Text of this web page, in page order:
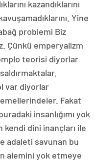
kazandıklarını
Yine
problemi Biz
Çünkü emperyalizm
teorisi diyorlar
var diyorlar
Fakat
insanlığımı yok
kendi dini inançları ile
adaleti savunan bu
alemini yok etmeye